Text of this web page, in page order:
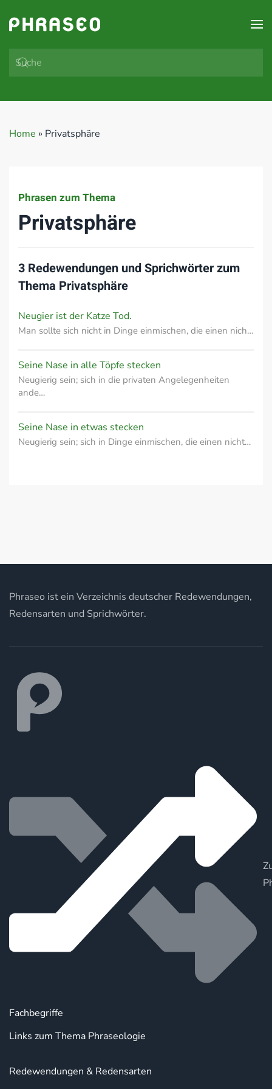
Zum Hauptinhalt springen
Home » Privatsphäre
Phrasen zum Thema
Privatsphäre
3 Redewendungen und Sprichwörter zum
Thema Privatsphäre
Neugier ist der Katze Tod.
Man sollte sich nicht in Dinge einmischen, die einen nich…
Seine Nase in alle Töpfe stecken
Neugierig sein; sich in die privaten Angelegenheiten
ande…
Seine Nase in etwas stecken
Neugierig sein; sich in Dinge einmischen, die einen nicht…
Phraseo ist ein Verzeichnis deutscher Redewendungen,
Redensarten und Sprichwörter.
Fachbegriffe
Links zum Thema Phraseologie
Redewendungen & Redensarten